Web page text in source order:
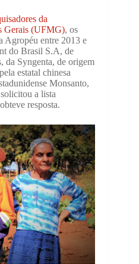
da
Gerais (UFMG), os
Agropéu entre 2013 e
do Brasil S.A, de
da Syngenta, de origem
estatal chinesa
Monsanto,
a lista
resposta.